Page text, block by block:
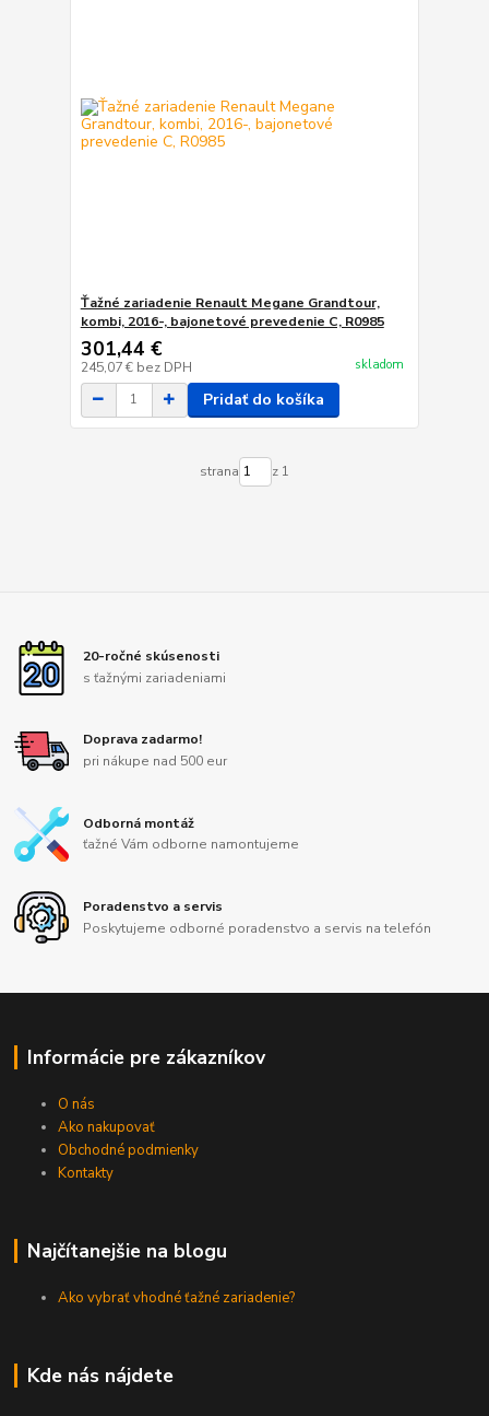
Ťažné zariadenie Renault Megane Grandtour,
kombi, 2016-, bajonetové prevedenie C, R0985
301,44 €
245,07 € bez DPH skladom
Pridať do košíka
strana z 1
20-ročné skúsenosti
s ťažnými zariadeniami
Doprava zadarmo!
pri nákupe nad 500 eur
Odborná montáž
ťažné Vám odborne namontujeme
Poradenstvo a servis
Poskytujeme odborné poradenstvo a servis na telefón
Informácie pre zákazníkov
O nás
Ako nakupovať
Obchodné podmienky
Kontakty
Najčítanejšie na blogu
Ako vybrať vhodné ťažné zariadenie?
Kde nás nájdete